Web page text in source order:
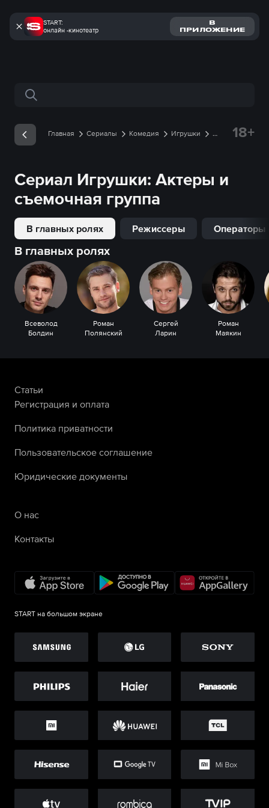
START:
онлайн -кинотеатр
В
ПРИЛОЖЕНИЕ
Поиск по сайту
Главная Сериалы Комедия
Игрушки
18+
Сериал Игрушки: Актеры и
съемочная группа
В главных ролях Режиссеры Операторы
В главных ролях
Всеволод
Болдин
Роман
Полянский
Сергей
Ларин
Роман
Маякин
Статьи
Регистрация и оплата
Политика приватности
Пользовательское соглашение
Юридические документы
О нас
Контакты
START на большом экране